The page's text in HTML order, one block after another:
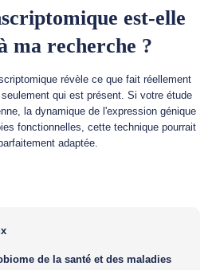
est-elle
ma recherche ?
révèle ce que fait réellement
qui est présent. Si votre étude
la dynamique de l'expression génique
fonctionnelles, cette technique pourrait
adaptée.
de la santé et des maladies